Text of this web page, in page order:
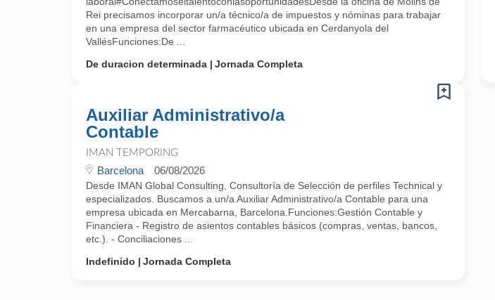
Rei precisamos incorporar un/a técnico/a de impuestos y nóminas para trabajar
en una empresa del sector farmacéutico ubicada en Cerdanyola del
VallésFunciones:De ...
De duracion determinada
Jornada Completa
Auxiliar Administrativo/a
Contable
IMAN TEMPORING
Barcelona 06/08/2026
Desde IMAN Global Consulting, Consultoría de Selección de perfiles Technical y
especializados. Buscamos a un/a Auxiliar Administrativo/a Contable para una
empresa ubicada en Mercabarna, Barcelona.Funciones:Gestión Contable y
Financiera - Registro de asientos contables básicos (compras, ventas, bancos,
etc.). - Conciliaciones ...
Indefinido
Jornada Completa